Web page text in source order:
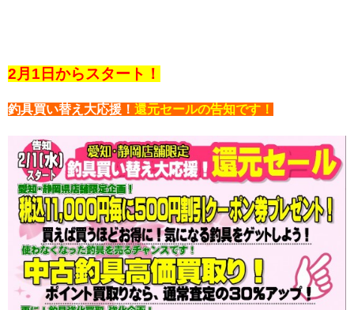
2月1日からスタート！
釣具買い替え大応援！ 還元セールの告知です！